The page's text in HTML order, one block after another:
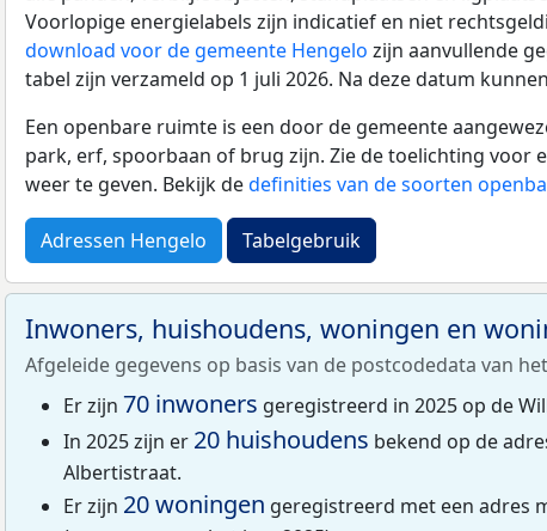
Voorlopige energielabels zijn indicatief en niet
download voor de gemeente Hengelo zijn aanvullende
tabel zijn verzameld op 1 juli 2026. Na deze datum
Een openbare ruimte is een door de gemeente
park, erf, spoorbaan of brug zijn. Zie de toelichting voor
weer te geven. Bekijk dedefinities van de soorten
Adressen Hengelo Tabelgebruik
Inwoners, huishoudens, woningen en
Afgeleide gegevens op basis van de postcodedata van het
Er zijn 70 inwoners geregistreerd in 2025 op de
In 2025 zijn er 20 huishoudens bekend op de
Albertistraat.
Er zijn 20 woningen geregistreerd met een adres